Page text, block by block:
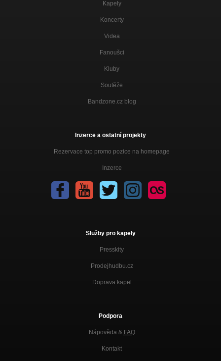
Kapely
Koncerty
Videa
Fanoušci
Kluby
Soutěže
Bandzone.cz blog
Inzerce a ostatní projekty
Rezervace top promo pozice na homepage
Inzerce
Služby pro kapely
Presskity
Prodejhudbu.cz
Doprava kapel
Podpora
Nápověda & FAQ
Kontakt